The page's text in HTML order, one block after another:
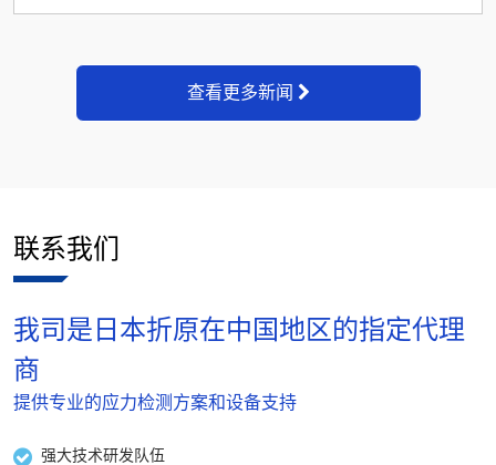
查看更多新闻
联系我们
我司是日本折原在中国地区的指定代理
商
提供专业的应力检测方案和设备支持
强大技术研发队伍